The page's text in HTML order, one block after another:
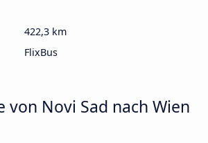
422,3 km
FlixBus
von Novi Sad nach Wien